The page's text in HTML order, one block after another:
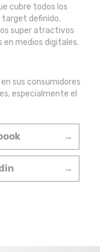
cubre todos los
target definido.
super atractivos
en medios digitales.
sus consumidores
especialmente el
→
→